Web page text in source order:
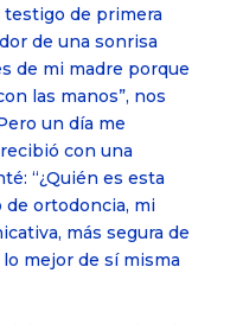
de primera
de una sonrisa
de mi madre porque
las manos”, nos
un día me
con una
“¿Quién es esta
de ortodoncia, mi
más segura de
mejor de sí misma